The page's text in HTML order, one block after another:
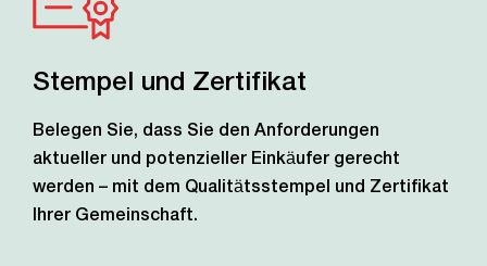
Stempel und Zertifikat
Belegen Sie, dass Sie den Anforderungen
aktueller und potenzieller Einkäufer gerecht
werden – mit dem Qualitätsstempel und Zertifikat
Ihrer Gemeinschaft.